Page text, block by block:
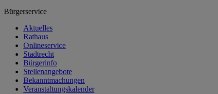
Bürgerservice
Aktuelles
Rathaus
Onlineservice
Stadtrecht
Bürgerinfo
Stellenangebote
Bekanntmachungen
Veranstaltungskalender